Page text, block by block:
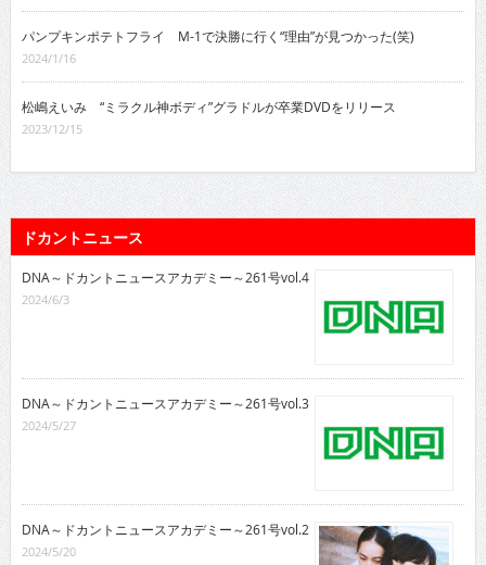
パンプキンポテトフライ M-1で決勝に行く“理由”が見つかった(笑)
2024/1/16
松嶋えいみ “ミラクル神ボディ”グラドルが卒業DVDをリリース
2023/12/15
ドカントニュース
DNA～ドカントニュースアカデミー～261号vol.4
2024/6/3
DNA～ドカントニュースアカデミー～261号vol.3
2024/5/27
DNA～ドカントニュースアカデミー～261号vol.2
2024/5/20